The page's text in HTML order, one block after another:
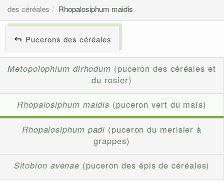
des céréales
Rhopalosiphum maidis
Pucerons des céréales
Metopolophium dirhodum (puceron des céréales et
du rosier)
Rhopalosiphum maidis (puceron vert du maïs)
Rhopalosiphum padi (puceron du merisier à
grappes)
Sitobion avenae (puceron des épis de céréales)